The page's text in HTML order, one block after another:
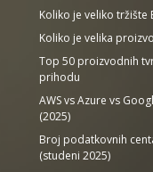
Koliko je veliko tržište
Koliko je velika
Top 50 proizvodnih
prihodu
AWS vs Azure vs
(2025)
Broj podatkovnih
(studeni 2025)